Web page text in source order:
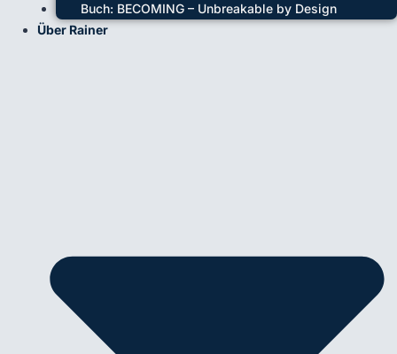
Buch: BECOMING – Unbreakable by Design
Über Rainer